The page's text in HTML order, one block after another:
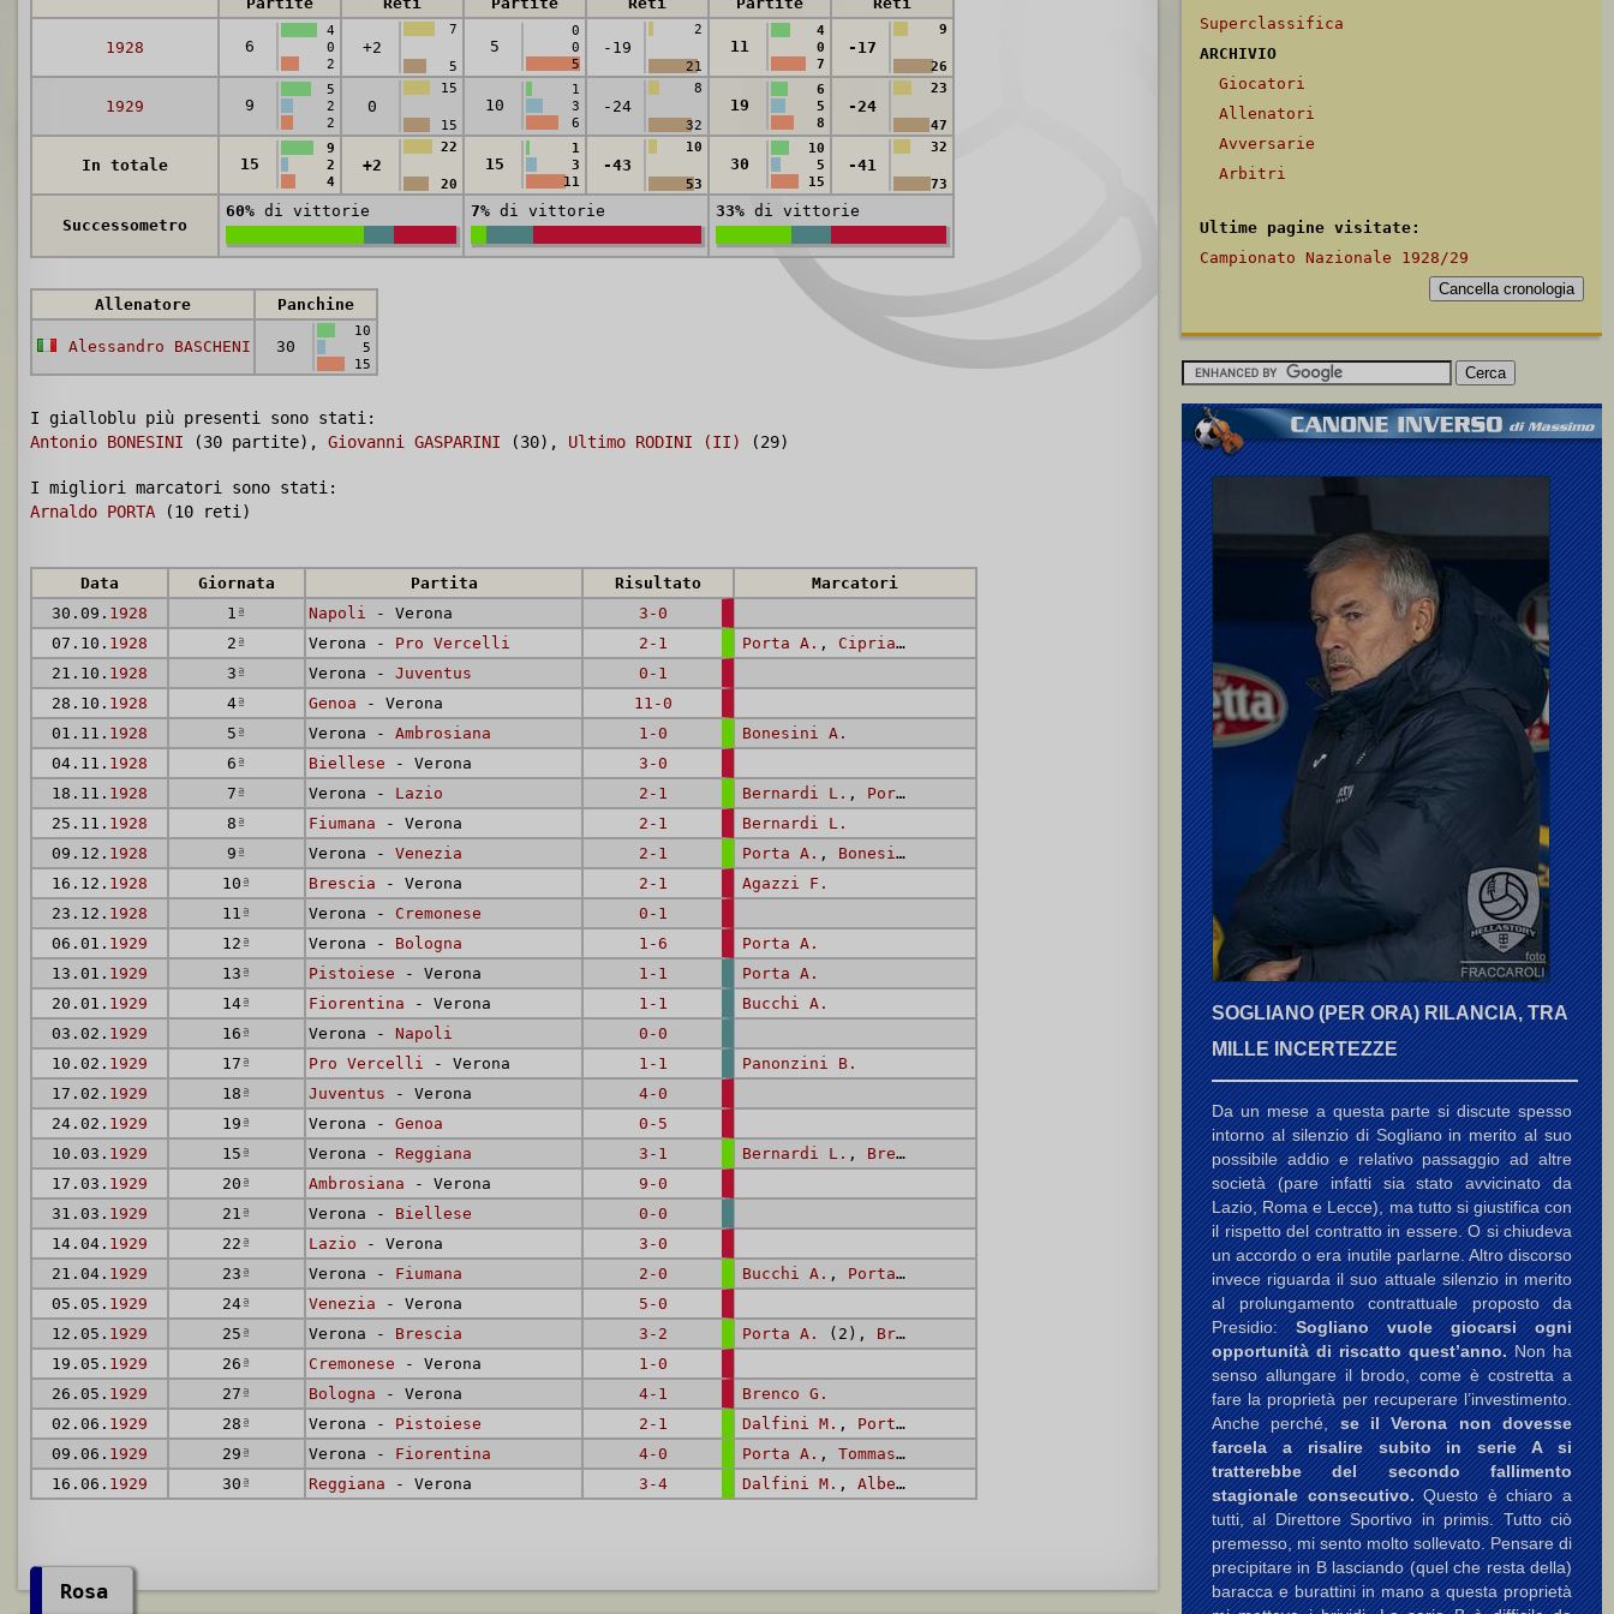
1928 6
4
0
2
+2
7
5
5
0
0
5
-19
2
21
11
4
0
7
-17
9
26
1929 9
5
2
2
0
15
15
10
1
3
6
-24
8
32
19
6
5
8
-24
23
47
In totale 15
9
2
4
+2
22
20
15
1
3
11
-43
10
53
30
10
5
15
-41
32
73
Successometro
60% di vittorie 7% di vittorie 33% di vittorie
Allenatore Panchine
Alessandro BASCHENI 30
10
5
15
I gialloblu più presenti sono stati:
Antonio BONESINI (30 partite), Giovanni GASPARINI (30), Ultimo RODINI (II) (29)
I migliori marcatori sono stati:
Arnaldo PORTA (10 reti)
Data Giornata Partita Risultato
Marcatori
30.09. 1928 1 ª Napoli - Verona
3-0
07.10. 1928 2 ª Verona - Pro Vercelli 2-1 Porta A. , Cipriani G.
21.10. 1928 3 ª Verona - Juventus
0-1
28.10. 1928 4ª Genoa - Verona
11-0
01.11. 1928 5 ª Verona - Ambrosiana 1-0
Bonesini A.
04.11. 1928 6 ª Biellese - Verona
3-0
18.11. 1928 7 ª Verona - Lazio 2-1 Bernardi L. , Porta A.
25.11. 1928 8 ª Fiumana - Verona 2-1
Bernardi L.
09.12. 1928 9 ª Verona - Venezia 2-1 Porta A. , Bonesini A.
16.12. 1928 10 ª Brescia - Verona 2-1
Agazzi F.
23.12. 1928 11 ª Verona - Cremonese
0-1
06.01. 1929 12 ª Verona - Bologna 1-6
Porta A.
13.01. 1929 13 ª Pistoiese - Verona 1-1
Porta A.
20.01. 1929 14ª Fiorentina - Verona 1-1
Bucchi A.
03.02. 1929 16 ª Verona - Napoli
0-0
10.02. 1929 17 ª Pro Vercelli - Verona 1-1
Panonzini B.
17.02. 1929 18 ª Juventus - Verona
4-0
24.02. 1929 19 ª Verona - Genoa
0-5
10.03. 1929 15 ª Verona - Reggiana 3-1 Bernardi L. , Brenco G.
17.03. 1929 20 ª Ambrosiana - Verona
9-0
31.03. 1929 21 ª Verona - Biellese
0-0
14.04. 1929 22 ª Lazio - Verona
3-0
21.04. 1929 23 ª Verona - Fiumana 2-0 Bucchi A. , Porta A.
05.05. 1929 24ª Venezia - Verona
5-0
12.05. 1929 25 ª Verona - Brescia 3-2 Porta A. (2), Brenco G.
19.05. 1929 26 ª Cremonese - Verona
1-0
26.05. 1929 27 ª Bologna - Verona 4-1
Brenco G.
02.06. 1929 28 ª Verona - Pistoiese 2-1 Dalfini M. , Porta A.
09.06. 1929 29 ª Verona - Fiorentina 4-0 Porta A. , Tommasi L.
16.06. 1929 30 ª Reggiana - Verona 3-4 Dalfini M. , Albertini A.
Rosa
Superclassifica
ARCHIVIO
Giocatori
Allenatori
Avversarie
Arbitri
Ultime pagine visitate:
Campionato Nazionale 1928/29
SOGLIANO (PER ORA) RILANCIA, TRA
MILLE INCERTEZZE
Da un mese a questa parte si discute spesso
intorno al silenzio di Sogliano in merito al suo
possibile addio e relativo passaggio ad altre
società (pare infatti sia stato avvicinato da
Lazio, Roma e Lecce), ma tutto si giustifica con
il rispetto del contratto in essere. O si chiudeva
un accordo o era inutile parlarne. Altro discorso
invece riguarda il suo attuale silenzio in merito
al prolungamento contrattuale proposto da
Presidio:Sogliano vuole giocarsi ogni
opportunità di riscatto quest’anno.Non ha
senso allungare il brodo, come è costretta a
fare la proprietà per recuperare l’investimento.
Anche perché,se il Verona non dovesse
farcela a risalire subito in serie A si
tratterebbe del secondo fallimento
stagionale consecutivo.Questo è chiaro a
tutti, al Direttore Sportivo in primis. Tutto ciò
premesso, mi sento molto sollevato. Pensare di
precipitare in B lasciando (quel che resta della)
baracca e burattini in mano a questa proprietà